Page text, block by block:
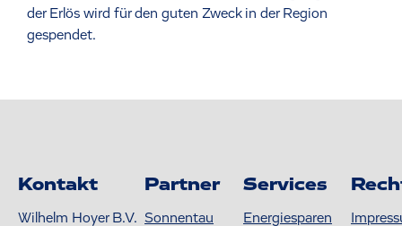
der Erlös wird für den guten Zweck in der Region
gespendet.
Kontakt
Wilhelm Hoyer B.V.
Partner
Sonnentau
Services
Energiesparen